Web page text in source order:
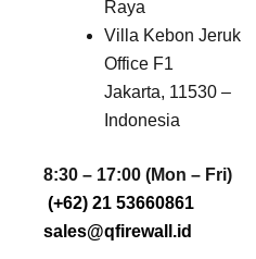
Raya
Villa Kebon Jeruk
Office F1
Jakarta, 11530 –
Indonesia
8:30 – 17:00 (Mon – Fri)
(+62) 21 53660861
sales@qfirewall.id